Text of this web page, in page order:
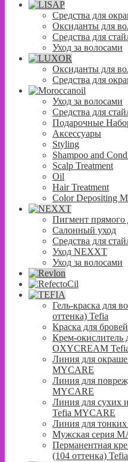
Средства для
Оксиданты для
Средства для
Уход за волосами
Оксиданты для
Средства для
Уход за волосами
Средства для
Подарочные
Аксессуары
Styling
Shampoo and
Scalp Treatment
Oil
Hair Treatment
Color Depositing
Пигмент прямого
Салонный уход
Средства для
Уход NEXXT
Уход за волосами
Гель-краска для
оттенка) Tefia
Краска для
Крем-окислитель
OXYCREAM
Линия для
MYCARE
Линия для
MYCARE
Линия для сухих
Tefia MYCARE
Линия для
Мужская серия
Перманентная
(104 оттенка) Tefia